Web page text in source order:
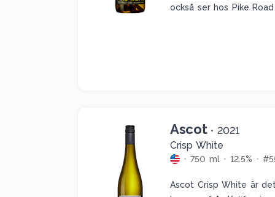
också ser hos Pike
Ascot • 2021
Crisp White
750 ml 12.5%
Ascot Crisp White är